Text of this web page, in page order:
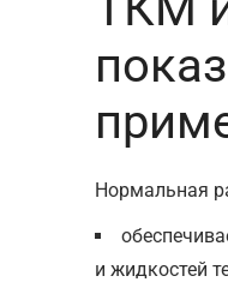
Нормальная
и жидкостей